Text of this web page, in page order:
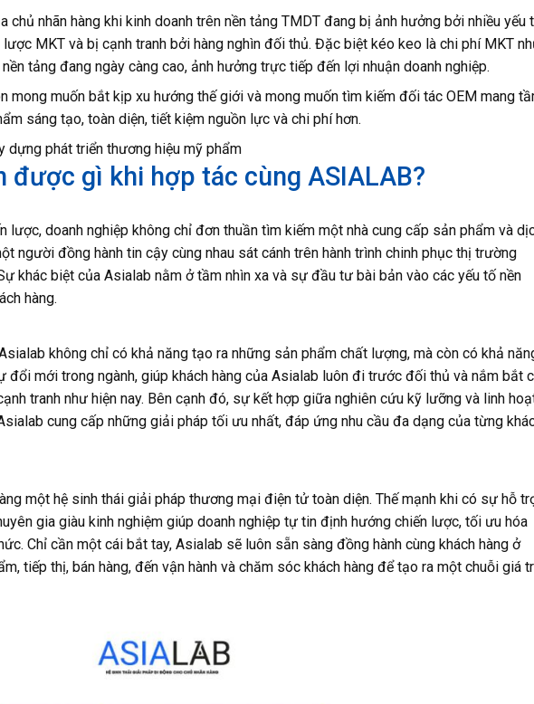
chủ nhãn hàng khi kinh doanh trên nền tảng TMDT đang bị ảnh hưởng bởi nhiều yếu
lược MKT và bị cạnh tranh bởi hàng nghìn đối thủ. Đặc biệt kéo keo là chi phí MKT
tảng đang ngày càng cao, ảnh hưởng trực tiếp đến lợi nhuận doanh nghiệp.
mong muốn bắt kịp xu hướng thế giới và mong muốn tìm kiếm đối tác OEM mang
sáng tạo, toàn diện, tiết kiệm nguồn lực và chi phí hơn.
dựng phát triển thương hiệu mỹ phẩm
được gì khi hợp tác cùng ASIALAB?
lược, doanh nghiệp không chỉ đơn thuần tìm kiếm một nhà cung cấp sản phẩm và
người đồng hành tin cậy cùng nhau sát cánh trên hành trình chinh phục thị trường
khác biệt của Asialab nằm ở tầm nhìn xa và sự đầu tư bài bản vào các yếu tố nền
hàng.
không chỉ có khả năng tạo ra những sản phẩm chất lượng, mà còn có khả
đổi mới trong ngành, giúp khách hàng của Asialab luôn đi trước đối thủ và nắm bắt
tranh như hiện nay. Bên cạnh đó, sự kết hợp giữa nghiên cứu kỹ lưỡng và linh
cung cấp những giải pháp tối ưu nhất, đáp ứng nhu cầu đa dạng của từng
một hệ sinh thái giải pháp thương mại điện tử toàn diện. Thế mạnh khi có sự hỗ
gia giàu kinh nghiệm giúp doanh nghiệp tự tin định hướng chiến lược, tối ưu hóa
Chỉ cần một cái bắt tay, Asialab sẽ luôn sẵn sàng đồng hành cùng khách hàng ở
tiếp thị, bán hàng, đến vận hành và chăm sóc khách hàng để tạo ra một chuỗi giá